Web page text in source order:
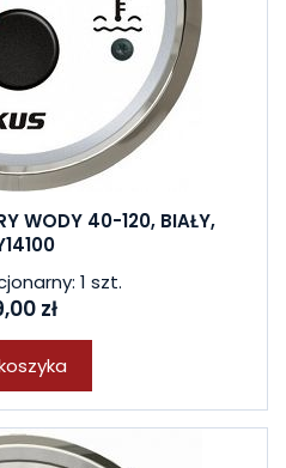
WODY 40-120, BIAŁY,
1 szt.
zł